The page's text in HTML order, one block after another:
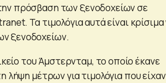
πρόσβαση των ξενοδοχείων σε
Τα τιμολόγια αυτά είναι κρίσιμα
ξενοδοχείων.
του Άμστερνταμ, το οποίο έκανε
λήψη μέτρων για τιμολόγια που είχαν